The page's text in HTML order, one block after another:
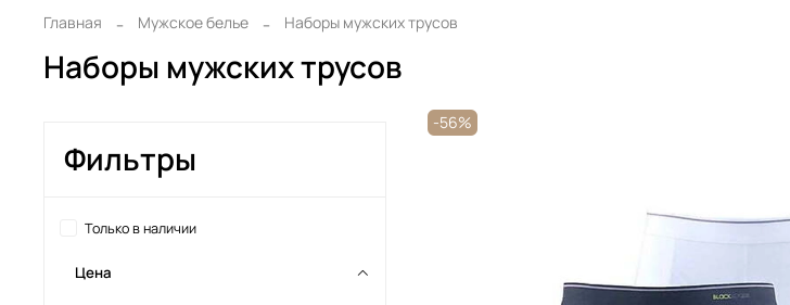
Главная Мужское белье Наборы мужских трусов
Наборы мужских трусов
-56%
Фильтры
Только в наличии
Цена